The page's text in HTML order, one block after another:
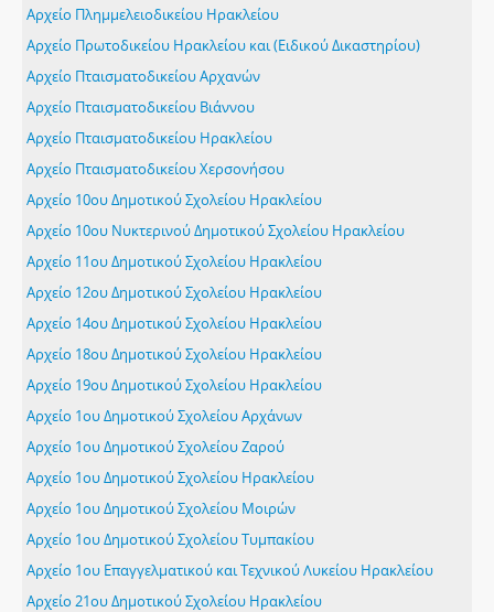
Αρχείο Πλημμελειοδικείου Ηρακλείου
Αρχείο Πρωτοδικείου Ηρακλείου και (Ειδικού Δικαστηρίου)
Αρχείο Πταισματοδικείου Αρχανών
Αρχείο Πταισματοδικείου Βιάννου
Αρχείο Πταισματοδικείου Ηρακλείου
Αρχείο Πταισματοδικείου Χερσονήσου
Αρχείο 10ου Δημοτικού Σχολείου Ηρακλείου
Αρχείο 10ου Νυκτερινού Δημοτικού Σχολείου Ηρακλείου
Αρχείο 11ου Δημοτικού Σχολείου Ηρακλείου
Αρχείο 12ου Δημοτικού Σχολείου Ηρακλείου
Αρχείο 14ου Δημοτικού Σχολείου Ηρακλείου
Αρχείο 18ου Δημοτικού Σχολείου Ηρακλείου
Αρχείο 19ου Δημοτικού Σχολείου Ηρακλείου
Αρχείο 1ου Δημοτικού Σχολείου Αρχάνων
Αρχείο 1ου Δημοτικού Σχολείου Ζαρού
Αρχείο 1ου Δημοτικού Σχολείου Ηρακλείου
Αρχείο 1ου Δημοτικού Σχολείου Μοιρών
Αρχείο 1ου Δημοτικού Σχολείου Τυμπακίου
Αρχείο 1ου Επαγγελματικού και Τεχνικού Λυκείου Ηρακλείου
Αρχείο 21ου Δημοτικού Σχολείου Ηρακλείου